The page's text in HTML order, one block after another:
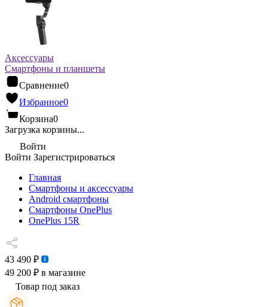
Аксессуары
Смартфоны и планшеты
Сравнение0
Избранное0
Корзина0
Загрузка корзины...
Войти
Войти Зарегистрироваться
Главная
Смартфоны и аксессуары
Android cмартфоны
Смартфоны OnePlus
OnePlus 15R
43 490 ₽
49 200 ₽ в магазине
Товар под заказ